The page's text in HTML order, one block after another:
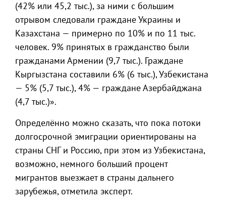
(42% или 45,2 тыс.), за ними с большим
отрывом следовали граждане Украины и
Казахстана — примерно по 10% и по 11 тыс.
человек. 9% принятых в гражданство были
гражданами Армении (9,7 тыс.). Граждане
Кыргызстана составили 6% (6 тыс.), Узбекистана
— 5% (5,7 тыс.), 4% — граждане Азербайджана
(4,7 тыс.)».
Определённо можно сказать, что пока потоки
долгосрочной эмиграции ориентированы на
страны СНГ и Россию, при этом из Узбекистана,
возможно, немного больший процент
мигрантов выезжает в страны дальнего
зарубежья, отметила эксперт.